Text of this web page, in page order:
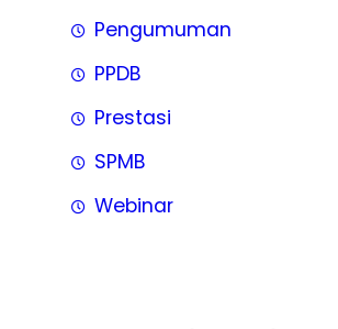
Pengumuman
PPDB
Prestasi
SPMB
Webinar